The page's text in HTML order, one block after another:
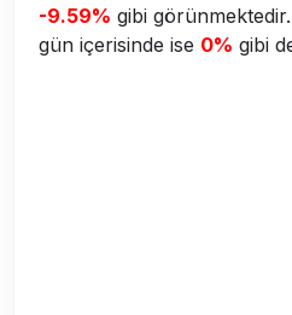
-9.59% gibi
gün içerisinde ise 0% gibi